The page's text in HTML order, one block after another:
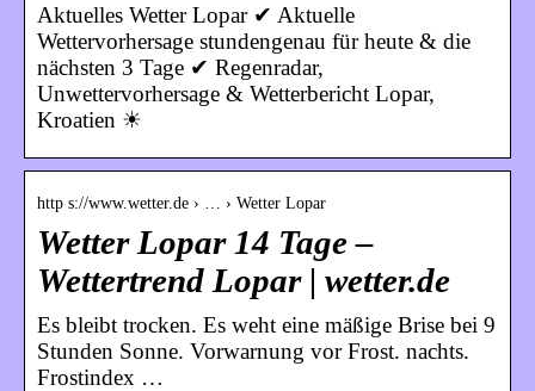
Aktuelles Wetter Lopar ✔ Aktuelle
Wettervorhersage stundengenau für heute & die
nächsten 3 Tage ✔ Regenradar,
Unwettervorhersage & Wetterbericht Lopar,
Kroatien ☀
http s://www.wetter.de › … › Wetter Lopar
Wetter Lopar 14 Tage –
Wettertrend Lopar | wetter.de
Es bleibt trocken. Es weht eine mäßige Brise bei 9
Stunden Sonne. Vorwarnung vor Frost. nachts.
Frostindex …